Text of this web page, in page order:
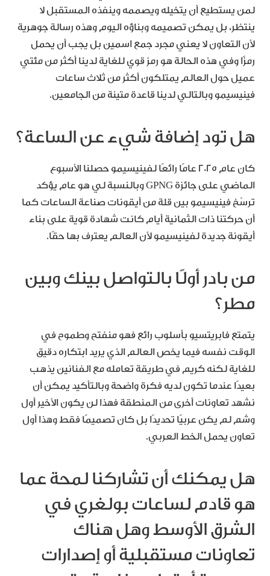
لمن يستطيع أن يتخيله ويصممه وينفذه المستقبل لا
ينتظر، بل يمكن تصميمه وبناؤه اليوم وهذه رسالة جوهرية
لأن التعاون لا يعني مجرد جمع اسمين بل يجب أن يحمل
رمزًا وفي هذه الحالة هو رمز قوي للغاية لدينا أكثر من مئتي
عميل حول العالم يمتلكون أكثر من ثلاث ساعات
فينيسيمو وبالتالي لدينا قاعدة متينة من الجامعين.
هل تود إضافة شيء عن الساعة؟
كان عام 2025 عامًا رائعًا لفينيسيمو حصلنا الأسبوع
الماضي على جائزة GPNG وبالنسبة لي هو عام يؤكد
ترسّخ فينيسيمو بين قلة من أيقونات صناعة الساعات كما
أن حركتنا ذات الثمانية أيام كانت شهادة قوية على بناء
أيقونة جديدة لفينيسيمو لأن العالم يعترف بها حقًا.
من بادر أولًا بالتواصل بينك وبين
مطر؟
يتمتع فابريتسيو بأسلوب رائع فهو منفتح وطموح في
الوقت نفسه فيما يخص العالم الذي يريد ابتكاره دقيق
للغاية لكنه كريم في طريقة تعامله مع الفنانين يذهب
بعيدًا عندما تكون لديه فكرة واضحة وبالتأكيد يمكن أن
نشهد تعاونات أخرى من المنطقة فهذا لن يكون الأخير أول
وشم لم يكن عربيًا تحديدًا بل كان تصميمًا فقط وهذا أول
تعاون يحمل الخط العربي.
هل يمكنك أن تشاركنا لمحة عما
هو قادم لساعات بولغري في
الشرق الأوسط وهل هناك
تعاونات مستقبلية أو إصدارات